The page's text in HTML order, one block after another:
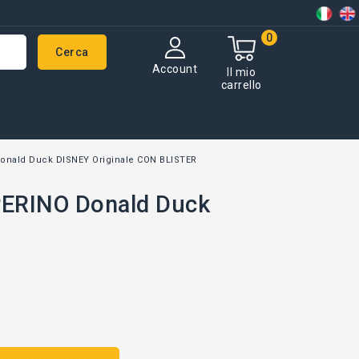
Il mio
carrello
0
Account
Cerca
Duck DISNEY Originale CON BLISTER
Donald Duck